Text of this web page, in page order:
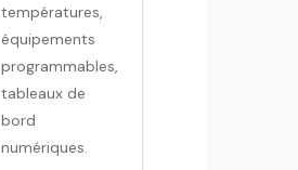
températures,
équipements
programmables,
tableaux de
bord
numériques.